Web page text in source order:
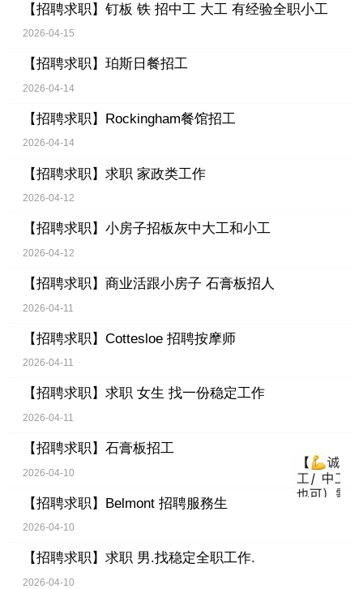
【招聘求职】 钉板 铁 招中工 大工 有经验全职小工
2026-04-15
【招聘求职】 珀斯日餐招工
2026-04-14
【招聘求职】 Rockingham餐馆招工
2026-04-14
【招聘求职】 求职 家政类工作
2026-04-12
【招聘求职】 小房子招板灰中大工和小工
2026-04-12
【招聘求职】 商业活跟小房子 石膏板招人
2026-04-11
【招聘求职】 Cottesloe 招聘按摩师
2026-04-11
【招聘求职】 求职 女生 找一份稳定工作
2026-04-11
【招聘求职】 石膏板招工
2026-04-10
【招聘求职】 Belmont 招聘服務生
2026-04-10
【招聘求职】 求职 男.找稳定全职工作.
2026-04-10